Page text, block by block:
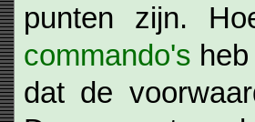
punten zijn.
commando's
dat de